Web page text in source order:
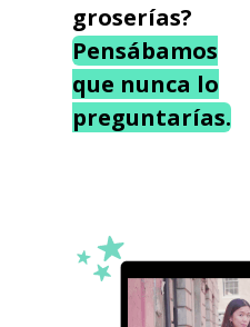
groserías?
Pensábamos
que nunca lo
preguntarías.